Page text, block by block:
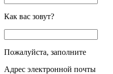
Как вас зовут?
Пожалуйста, заполните
Адрес электронной почты